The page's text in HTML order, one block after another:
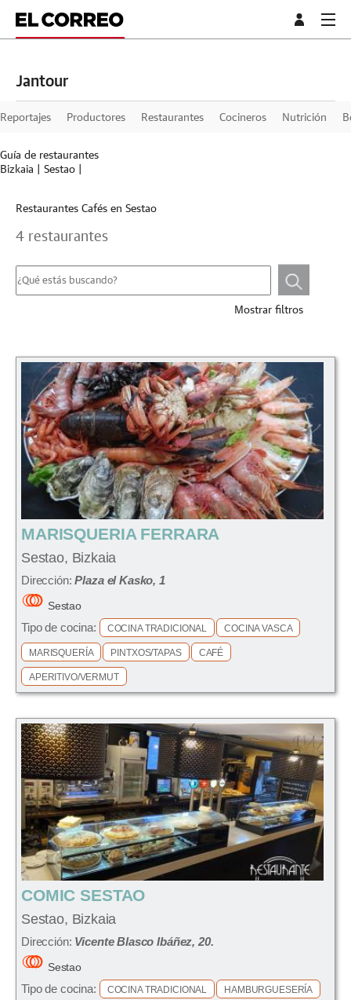
Jantour
Reportajes Productores Restaurantes Cocineros Nutrición
Guía de restaurantes
Bizkaia
Sestao
Restaurantes Cafés en Sestao
4 restaurantes
Mostrar filtros
MARISQUERIA FERRARA
Sestao, Bizkaia
Dirección:Plaza el Kasko, 1
Sestao
Tipo de cocina:
COCINA TRADICIONAL COCINA VASCA
MARISQUERÍA PINTXOS/TAPAS CAFÉ
APERITIVO/VERMUT
COMIC SESTAO
Sestao, Bizkaia
Dirección: Vicente Blasco Ibáñez, 20.
Sestao
Tipo de cocina:
COCINA TRADICIONAL HAMBURGUESERÍA